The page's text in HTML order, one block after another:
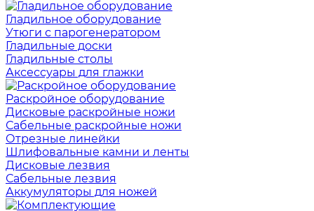
Гладильное оборудование
Утюги с парогенератором
Гладильные доски
Гладильные столы
Аксессуары для глажки
Раскройное оборудование
Дисковые раскройные ножи
Сабельные раскройные ножи
Отрезные линейки
Шлифовальные камни и ленты
Дисковые лезвия
Сабельные лезвия
Аккумуляторы для ножей